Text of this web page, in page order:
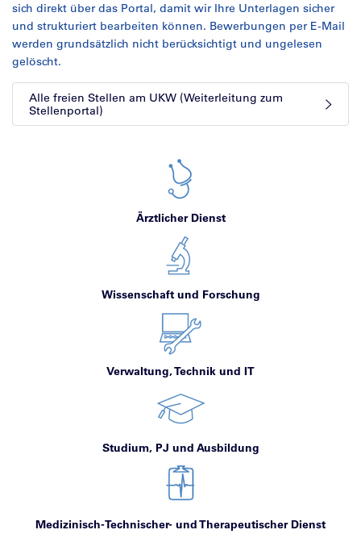
sich direkt über das Portal, damit wir Ihre Unterlagen sicher
und strukturiert bearbeiten können. Bewerbungen per E-Mail
werden grundsätzlich nicht berücksichtigt und ungelesen
gelöscht.
Alle freien Stellen am UKW (Weiterleitung zum
Stellenportal)
Ärztlicher Dienst
Wissenschaft und Forschung
Verwaltung, Technik und IT
Studium, PJ und Ausbildung
Medizinisch-Technischer- und Therapeutischer Dienst